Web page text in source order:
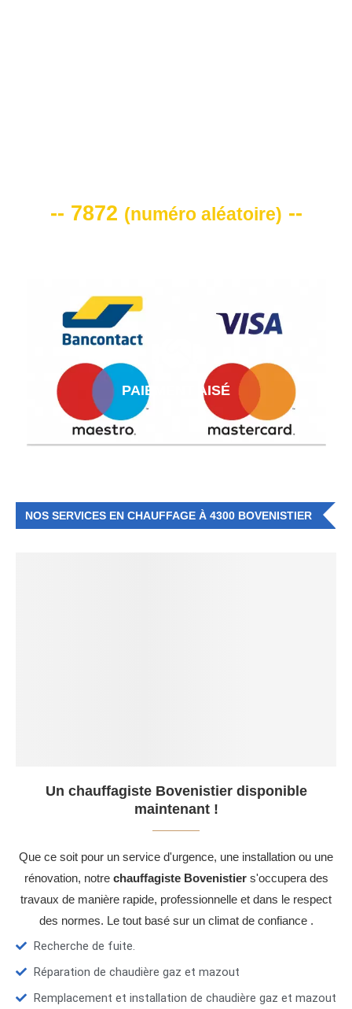
-- 7872 (numéro aléatoire) --
PAIEMENT AISÉ
NOS SERVICES EN CHAUFFAGE À 4300 BOVENISTIER
Un chauffagiste Bovenistier disponible
maintenant !
Que ce soit pour un service d'urgence, une installation ou une
rénovation, notre chauffagiste Bovenistiers'occupera des
travaux de manière rapide, professionnelle et dans le respect
des normes. Le tout basé sur un climat de confiance .
Recherche de fuite.
Réparation de chaudière gaz et mazout
Remplacement et installation de chaudière gaz et mazout